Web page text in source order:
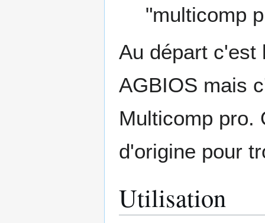
"multicomp
Au départ c'est
AGBIOS mais
Multicomp pro.
d'origine pour
Utilisation